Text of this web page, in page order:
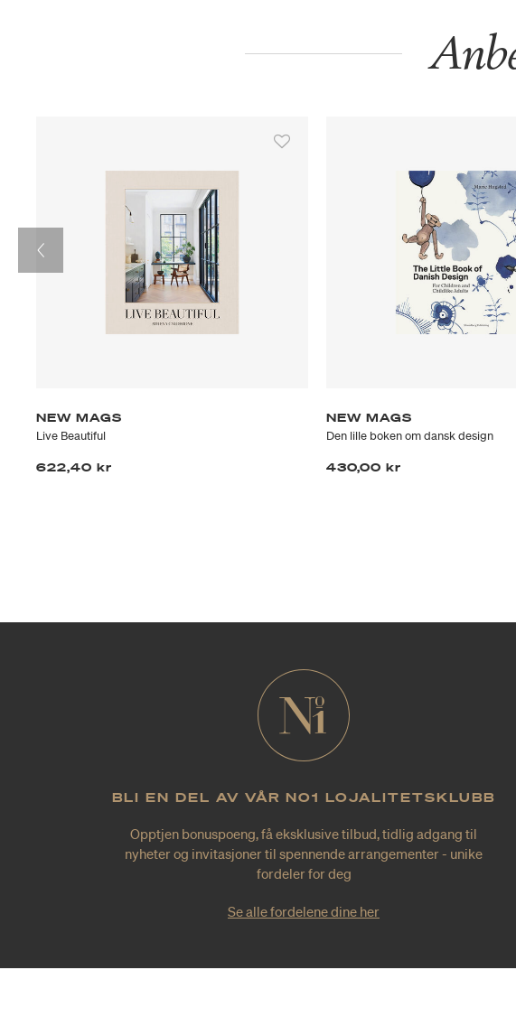
NEW MAGS
Live Beautiful
622,40 kr
NEW MAGS
Den lille boken om dansk design
430,00 kr
BLI EN DEL AV VÅR NO1 LOJALITETSKLUBB
Opptjen bonuspoeng, få eksklusive tilbud, tidlig adgang til
nyheter og invitasjoner til spennende arrangementer - unike
fordeler for deg
Se alle fordelene dine her